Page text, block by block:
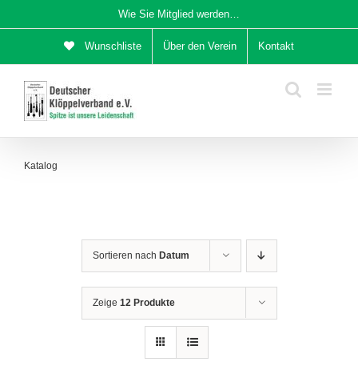
Inhalt
Wie Sie Mitglied werden…
Wunschliste Über den Verein Kontakt
Katalog
Sortieren nach Datum
Zeige 12 Produkte